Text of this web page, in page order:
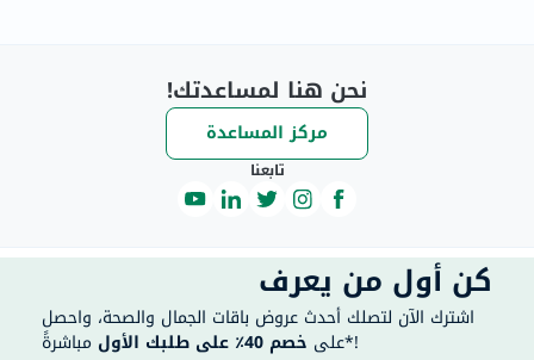
نحن هنا لمساعدتك!
مركز المساعدة
تابعنا
كن أول من يعرف
اشترك الآن لتصلك أحدث عروض باقات الجمال والصحة، واحصل
على خصم 40٪ على طلبك الأول مباشرةً*!